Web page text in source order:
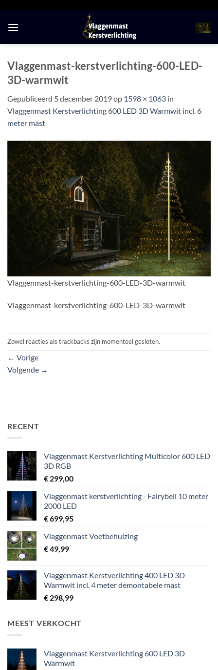
inhoud
Vlaggenmast-kerstverlichting-600-LED-
3D-warmwit
Gepubliceerd 5 december 2019op 1598 × 1063 in
Vlaggenmast Kerstverlichting 600 LED 3D Warmwit incl. 6
meter mast
Vlaggenmast-kerstverlichting-600-LED-3D-warmwit
Vlaggenmast-kerstverlichting-600-LED-3D-warmwit
Zowel reacties als trackbacks zijn momenteel gesloten.
← Vorige
Volgende →
RECENT
Vlaggenmast Kerstverlichting Multicolor 600 LED
3D RGB
€ 299,00
Vlaggenmast kerstverlichting - Fairybell 10 meter
2000 LED
€699,95
Vlaggenmast Voetbehuizing
€49,99
Vlaggenmast Kerstverlichting 400 LED 3D
Warmwit incl. 4 meter demontabele mast
€ 298,99
MEEST VERKOCHT
Vlaggenmast Kerstverlichting 600 LED 3D
Warmwit